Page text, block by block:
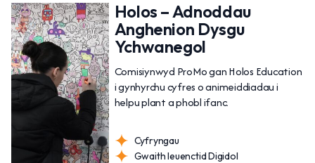
Holos – Adnoddau
Anghenion Dysgu
Ychwanegol
Comisiynwyd ProMo gan Holos Education
i gynhyrchu cyfres o animeiddiadau i
helpu plant a phobl ifanc.
Cyfryngau
Gwaith Ieuenctid Digidol